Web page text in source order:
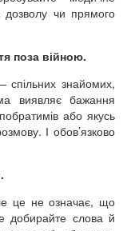
дозволу чи прямого
поза війною.
спільних знайомих,
виявляє бажання
або якусь
І обов’язково
це не означає, що
добирайте слова й